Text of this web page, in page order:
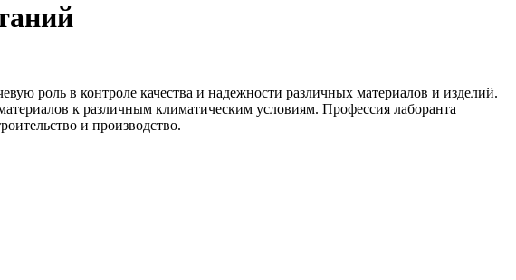
роль в контроле качества и надежности различных материалов и изделий.
к различным климатическим условиям. Профессия лаборанта
и производство.